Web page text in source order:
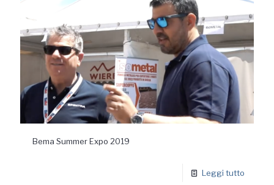
Bema Summer Expo 2019
Leggi tutto